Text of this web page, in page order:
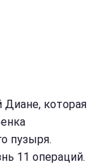
Диане, которая
пузыря.
11 операций.